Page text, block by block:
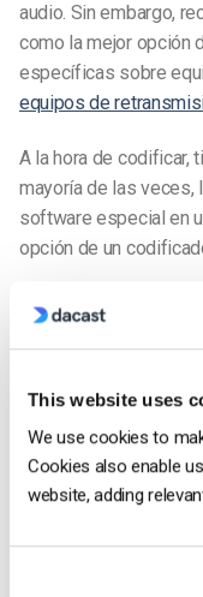
This website uses
We use cookies to
Cookies also enable
website, adding
audio. Sin embargo,
como la mejor opción
específicas sobre
equipos de
A la hora de codificar,
mayoría de las veces,
software especial en
opción de un
Si optas por la
potencia moderada
de codificación
Recomendamos
codificador de